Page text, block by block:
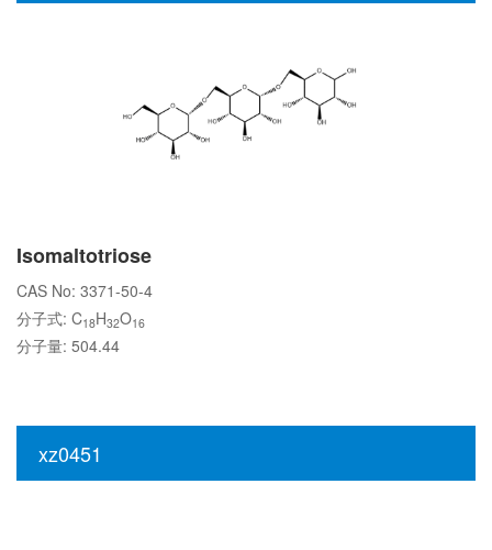
Isomaltotriose
CAS No: 3371-50-4
分子式: C18H32O16
分子量: 504.44
xz0451